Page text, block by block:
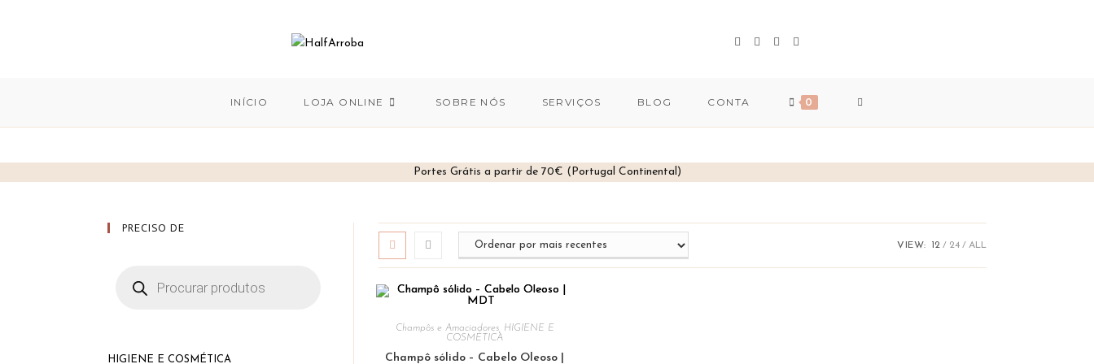
Portes Grátis a partir de 70€ (Portugal Continental)
INÍCIO LOJA ONLINE SOBRE NÓS SERVIÇOS BLOG CONTA 0 TOGGLE
VIEW: 12 24 ALL
Champôs e Amaciadores, HIGIENE E
COSMÉTICA
Champô sólido – Cabelo Oleoso |
PRECISO DE
search
HIGIENE E COSMÉTICA